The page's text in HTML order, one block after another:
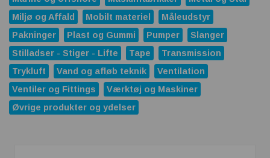
Miljø og Affald
Mobilt materiel
Måleudstyr
Pakninger
Plast og Gummi Pumper
Slanger
Stilladser - Stiger - Lifte
Tape
Transmission
Trykluft
Vand og afløb teknik
Ventilation
Ventiler og Fittings
Værktøj og Maskiner
Øvrige produkter og ydelser